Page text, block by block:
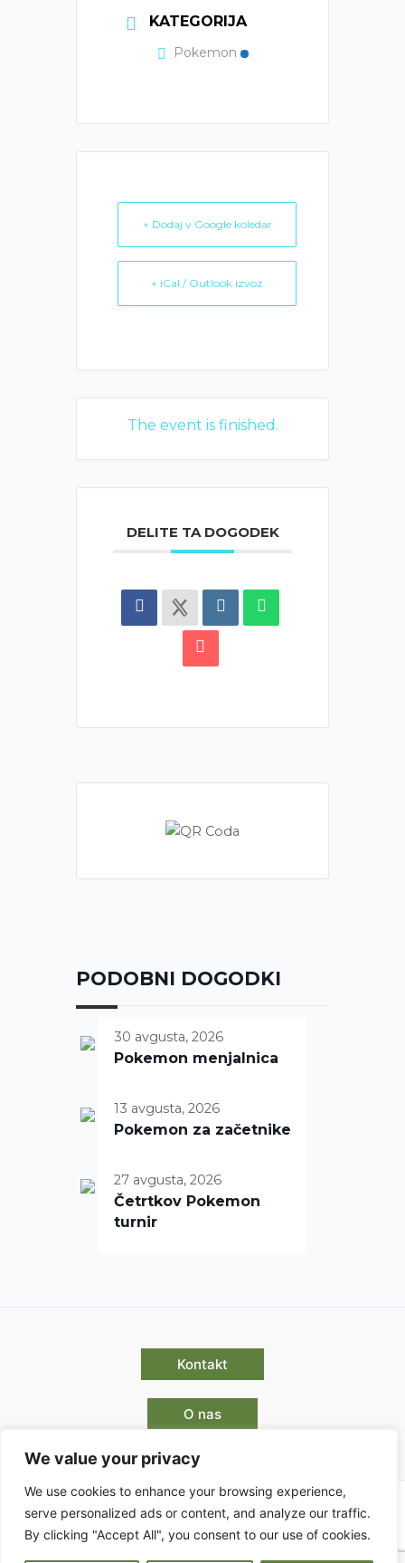
We value your privacy
We use cookies to enhance your browsing experience,
serve personalized ads or content, and analyze our traffic.
By clicking "Accept All", you consent to our use of cookies.
KATEGORIJA
Pokemon
+ Dodaj v Google koledar
+ iCal / Outlook izvoz
The event is finished.
DELITE TA DOGODEK
PODOBNI DOGODKI
30 avgusta, 2026
Pokemon menjalnica
13 avgusta, 2026
Pokemon za začetnike
27 avgusta, 2026
Četrtkov Pokemon
turnir
Kontakt
O nas
Pogoji poslovanja